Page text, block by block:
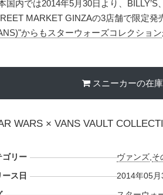
国内では2014年5月30日より、
MARKET GINZAの3店舗で限定発
からもスターウォーズコレクション
スニーカーの在
WARS × VANS VAULT
ゴリー ヴァンズ, そ
ース日
2014年05月